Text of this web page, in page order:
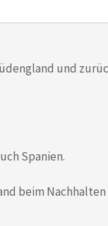
und
Spanien.
beim Nachhalten